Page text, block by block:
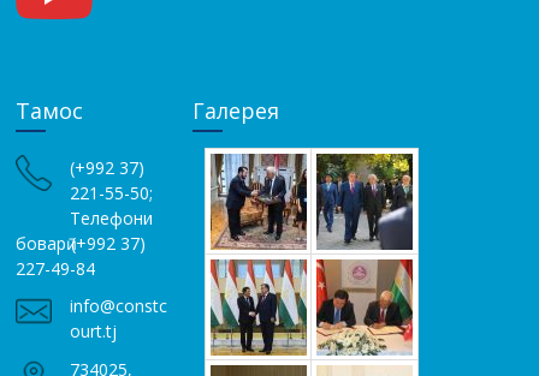
Тамос
(+992 37)
221-55-50;
Телефони
боварӣ (+992 37)
227-49-84
info@constc
ourt.tj
734025,
Галерея